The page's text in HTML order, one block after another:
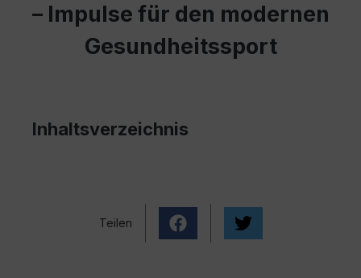
– Impulse für den modernen
Gesundheitssport
Inhaltsverzeichnis
Teilen